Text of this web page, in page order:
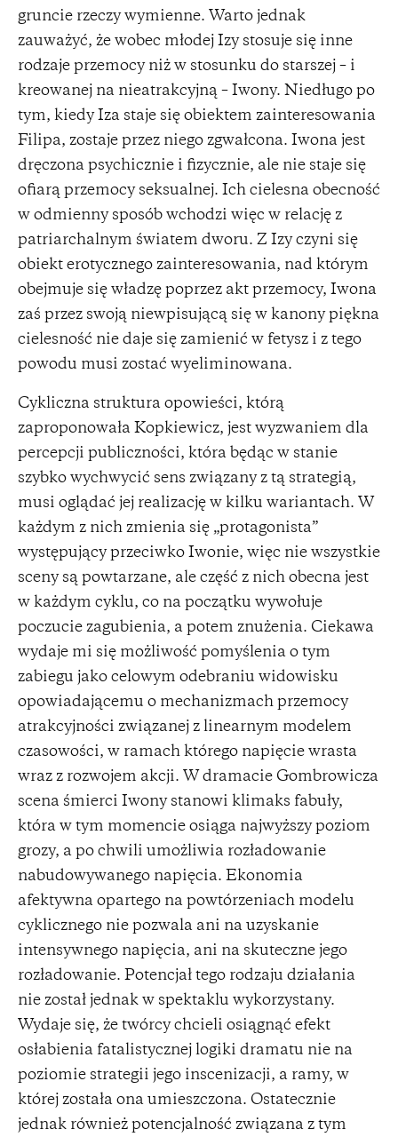
gruncie rzeczy wymienne. Warto jednak
zauważyć, że wobec młodej Izy stosuje się inne
rodzaje przemocy niż w stosunku do starszej – i
kreowanej na nieatrakcyjną – Iwony. Niedługo po
tym, kiedy Iza staje się obiektem zainteresowania
Filipa, zostaje przez niego zgwałcona. Iwona jest
dręczona psychicznie i fizycznie, ale nie staje się
ofiarą przemocy seksualnej. Ich cielesna obecność
w odmienny sposób wchodzi więc w relację z
patriarchalnym światem dworu. Z Izy czyni się
obiekt erotycznego zainteresowania, nad którym
obejmuje się władzę poprzez akt przemocy, Iwona
zaś przez swoją niewpisującą się w kanony piękna
cielesność nie daje się zamienić w fetysz i z tego
powodu musi zostać wyeliminowana.
Cykliczna struktura opowieści, którą
zaproponowała Kopkiewicz, jest wyzwaniem dla
percepcji publiczności, która będąc w stanie
szybko wychwycić sens związany z tą strategią,
musi oglądać jej realizację w kilku wariantach. W
każdym z nich zmienia się „protagonista”
występujący przeciwko Iwonie, więc nie wszystkie
sceny są powtarzane, ale część z nich obecna jest
w każdym cyklu, co na początku wywołuje
poczucie zagubienia, a potem znużenia. Ciekawa
wydaje mi się możliwość pomyślenia o tym
zabiegu jako celowym odebraniu widowisku
opowiadającemu o mechanizmach przemocy
atrakcyjności związanej z linearnym modelem
czasowości, w ramach którego napięcie wrasta
wraz z rozwojem akcji. W dramacie Gombrowicza
scena śmierci Iwony stanowi klimaks fabuły,
która w tym momencie osiąga najwyższy poziom
grozy, a po chwili umożliwia rozładowanie
nabudowywanego napięcia. Ekonomia
afektywna opartego na powtórzeniach modelu
cyklicznego nie pozwala ani na uzyskanie
intensywnego napięcia, ani na skuteczne jego
rozładowanie. Potencjał tego rodzaju działania
nie został jednak w spektaklu wykorzystany.
Wydaje się, że twórcy chcieli osiągnąć efekt
osłabienia fatalistycznej logiki dramatu nie na
poziomie strategii jego inscenizacji, a ramy, w
której została ona umieszczona. Ostatecznie
jednak również potencjalność związana z tym